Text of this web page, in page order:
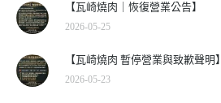
【瓦崎燒肉｜恢復營業公告】
2026-05-25
【瓦崎燒肉 暫停營業與致歉聲明】
2026-05-23